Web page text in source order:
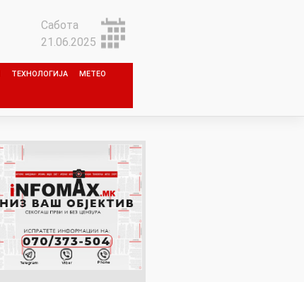
Сабота
21.06.2025
ТЕХНОЛОГИЈА МЕТЕО